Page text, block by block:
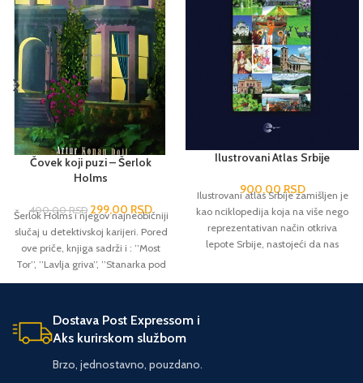
Čovek koji puzi – Šerlok
Holms
400,00RSD 299,00 RSD
Šerlok Holms i njegov najneobičniji
slučaj u detektivskoj karijeri. Pored
ove priče, knjiga sadrži i : ’’Most
Tor’’, ’’Lavlja griva’’, ’’Stanarka pod
Ilustrovani Atlas Srbije
900,00 RSD
Ilustrovani atlas Srbije zamišljen je
kao nciklopedija koja na više nego
reprezentativan način otkriva
lepote Srbije, nastojeći da nas
svetlu predstaviti drugima. Otuda
Dostava Post Expressom i
Aks kurirskom službom
Brzo, jednostavno, pouzdano.